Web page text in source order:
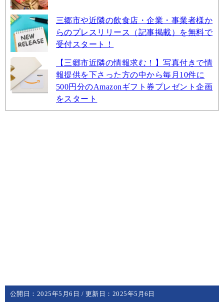
三郷市や近隣の飲食店・企業・事業者様か
らのプレスリリース（記事掲載）を無料で
受付スタート！
【三郷市近隣の情報求む！】写真付きで情
報提供を下さった方の中から毎月10件に
500円分のAmazonギフト券プレゼント企画
をスタート
公開日： 2025年5月6日 / 更新日： 2025年5月6日